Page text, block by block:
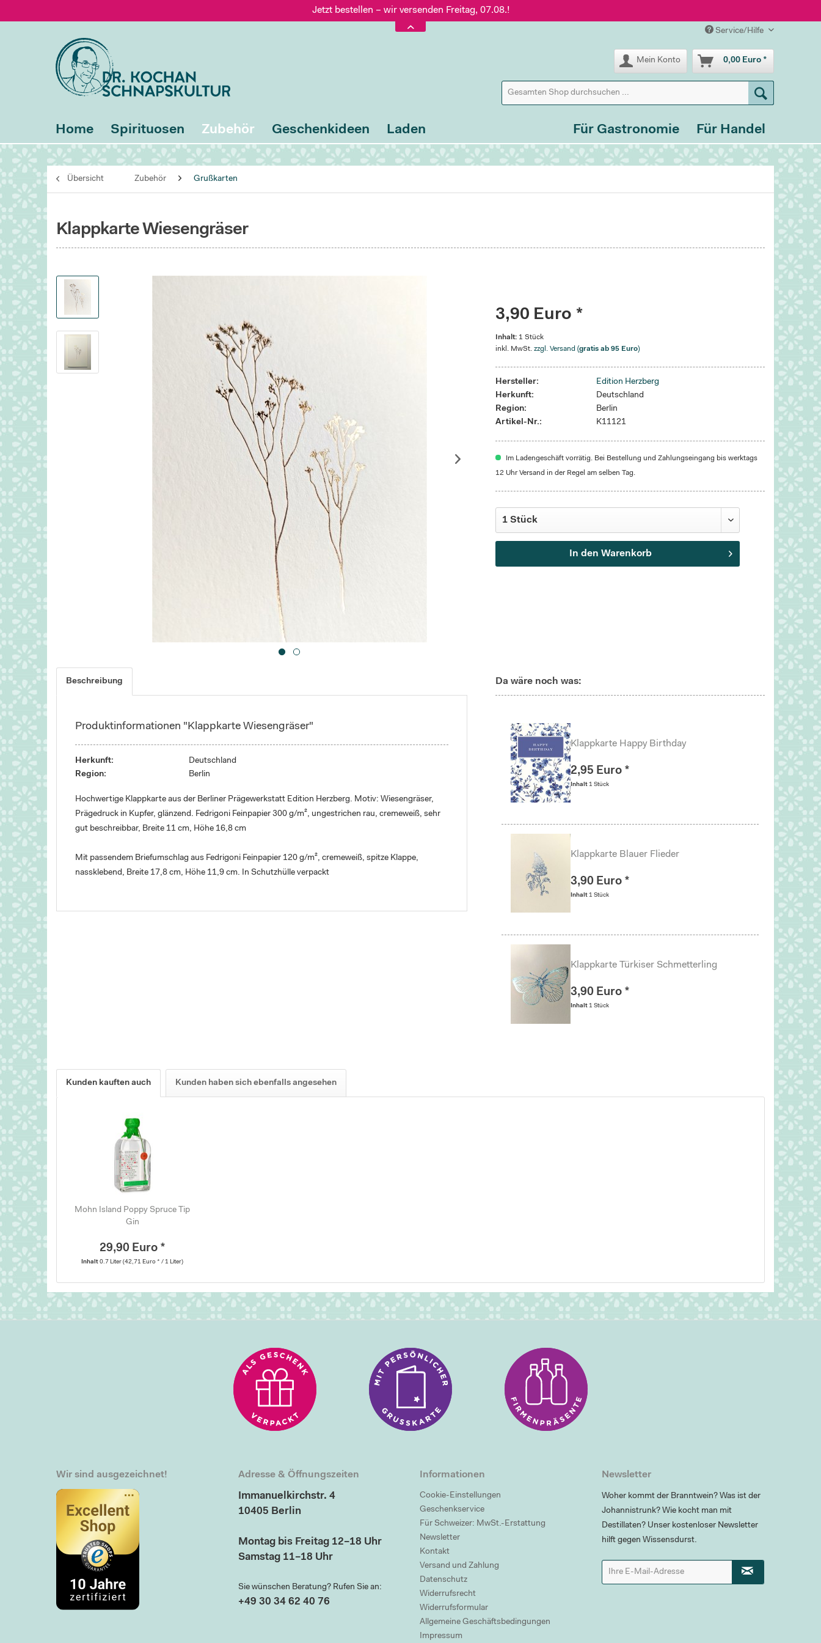
Jetzt bestellen – wir versenden Freitag, 07.08.!
Versand nur 5,60 €, gratis ab 95 € Warenwert
Jetzt bestellen – wir versenden Freitag, 07.08.!
Service/Hilfe
Mein Konto 0,00 Euro *
Home Spirituosen Zubehör Geschenkideen Laden Für Handel
Für Gastronomie
Übersicht Zubehör Grußkarten
Klappkarte Wiesengräser
3,90 Euro *
Inhalt: 1 Stück
inkl. MwSt.zzgl. Versand (gratis ab 95 Euro)
Hersteller:
Edition Herzberg
Herkunft:
Deutschland
Region:
Berlin
Artikel-Nr.:
K11121
Im Ladengeschäft vorrätig. Bei Bestellung und Zahlungseingang bis werktags
12 Uhr Versand in der Regel am selben Tag.
In den Warenkorb
Beschreibung
Produktinformationen "Klappkarte Wiesengräser"
Herkunft:
Deutschland
Region:
Berlin
Hochwertige Klappkarte aus der Berliner Prägewerkstatt Edition Herzberg. Motiv: Wiesengräser,
Prägedruck in Kupfer, glänzend. Fedrigoni Feinpapier 300 g/m², ungestrichen rau, cremeweiß, sehr
gut beschreibbar, Breite 11 cm, Höhe 16,8 cm
Mit passendem Briefumschlag aus Fedrigoni Feinpapier 120 g/m², cremeweiß, spitze Klappe,
nassklebend, Breite 17,8 cm, Höhe 11,9 cm. In Schutzhülle verpackt
Da wäre noch was:
Klappkarte Happy Birthday
2,95 Euro *
Inhalt 1 Stück
Klappkarte Blauer Flieder
3,90 Euro *
Inhalt 1 Stück
Klappkarte Türkiser Schmetterling
3,90 Euro *
Inhalt 1 Stück
Kunden kauften auch Kunden haben sich ebenfalls angesehen
Mohn Island Poppy Spruce Tip
Gin
29,90 Euro *
Inhalt0.7 Liter(42,71 Euro * / 1 Liter)
Wir sind ausgezeichnet! Adresse & Öffnungszeiten
Immanuelkirchstr. 4
10405 Berlin
Montag bis Freitag 12–18 Uhr
Samstag 11–18 Uhr
Sie wünschen Beratung? Rufen Sie an:
+49 30 34 62 40 76
Informationen
Cookie-Einstellungen
Geschenkservice
Für Schweizer: MwSt.-Erstattung
Newsletter
Kontakt
Versand und Zahlung
Datenschutz
Widerrufsrecht
Widerrufsformular
Allgemeine Geschäftsbedingungen
Impressum
Newsletter
Woher kommt der Branntwein? Was ist der
Johannistrunk? Wie kocht man mit
Destillaten? Unser kostenloser Newsletter
hilft gegen Wissensdurst.